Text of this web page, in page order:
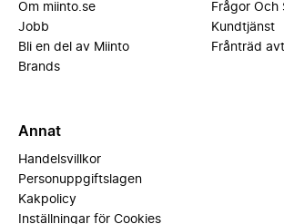
Om miinto.se
Jobb
Bli en del av Miinto
Brands
Frågor Och
Kundtjänst
Frånträd
Annat
Handelsvillkor
Personuppgiftslagen
Kakpolicy
Inställningar för Cookies